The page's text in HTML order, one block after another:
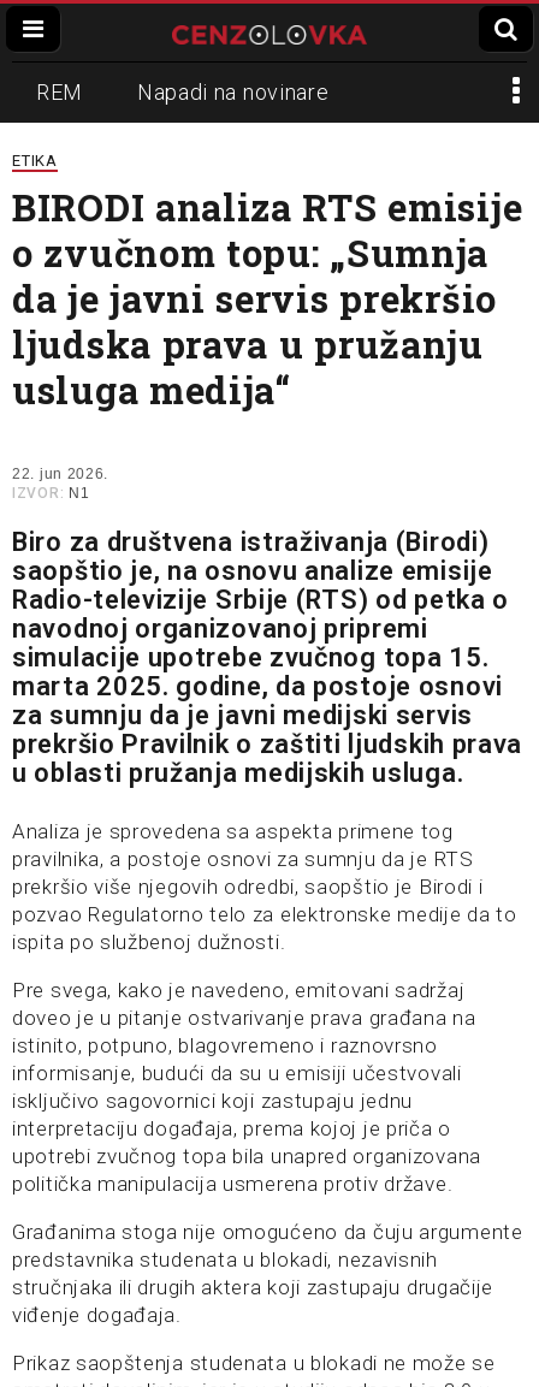
REM Napadi na novinare
Zvučni top
Propaganda Lokalni mediji
Informer Slavko Ćuruvija
ETIKA
BIRODI analiza RTS emisije
o zvučnom topu: „Sumnja
da je javni servis prekršio
ljudska prava u pružanju
usluga medija“
22. jun 2026.
IZVOR: N1
Biro za društvena istraživanja (Birodi)
saopštio je, na osnovu analize emisije
Radio-televizije Srbije (RTS) od petka o
navodnoj organizovanoj pripremi
simulacije upotrebe zvučnog topa 15.
marta 2025. godine, da postoje osnovi
za sumnju da je javni medijski servis
prekršio Pravilnik o zaštiti ljudskih prava
u oblasti pružanja medijskih usluga.
Analiza je sprovedena sa aspekta primene tog
pravilnika, a postoje osnovi za sumnju da je RTS
prekršio više njegovih odredbi, saopštio je Birodi i
pozvao Regulatorno telo za elektronske medije da to
ispita po službenoj dužnosti.
Pre svega, kako je navedeno, emitovani sadržaj
doveo je u pitanje ostvarivanje prava građana na
istinito, potpuno, blagovremeno i raznovrsno
informisanje, budući da su u emisiji učestvovali
isključivo sagovornici koji zastupaju jednu
interpretaciju događaja, prema kojoj je priča o
upotrebi zvučnog topa bila unapred organizovana
politička manipulacija usmerena protiv države.
Građanima stoga nije omogućeno da čuju argumente
predstavnika studenata u blokadi, nezavisnih
stručnjaka ili drugih aktera koji zastupaju drugačije
viđenje događaja.
Prikaz saopštenja studenata u blokadi ne može se